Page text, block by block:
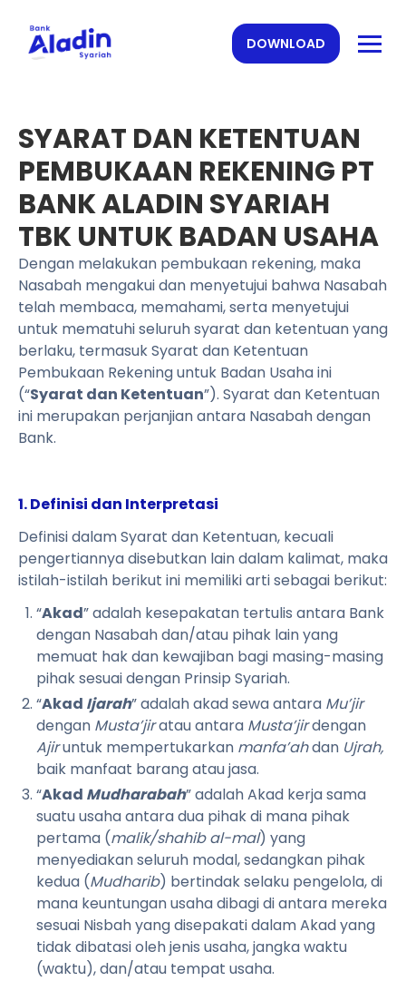
DOWNLOAD
SYARAT DAN KETENTUAN
PEMBUKAAN REKENING PT
BANK ALADIN SYARIAH
TBK UNTUK BADAN USAHA
Dengan melakukan pembukaan rekening, maka
Nasabah mengakui dan menyetujui bahwa Nasabah
telah membaca, memahami, serta menyetujui
untuk mematuhi seluruh syarat dan ketentuan yang
berlaku, termasuk Syarat dan Ketentuan
Pembukaan Rekening untuk Badan Usaha ini
(“Syarat dan Ketentuan”). Syarat dan Ketentuan
ini merupakan perjanjian antara Nasabah dengan
Bank.
1. Definisi dan Interpretasi
Definisi dalam Syarat dan Ketentuan, kecuali
pengertiannya disebutkan lain dalam kalimat, maka
istilah-istilah berikut ini memiliki arti sebagai berikut:
“Akad” adalah kesepakatan tertulis antara Bank
dengan Nasabah dan/atau pihak lain yang
memuat hak dan kewajiban bagi masing-masing
pihak sesuai dengan Prinsip Syariah.
“Akad Ijarah” adalah akad sewa antara Mu’jir
dengan Musta’jiratau antara Musta’jirdengan
Ajiruntuk mempertukarkan manfa’ahdan Ujrah,
baik manfaat barang atau jasa.
“Akad Mudharabah” adalah Akad kerja sama
suatu usaha antara dua pihak di mana pihak
pertama (malik/shahib al-mal) yang
menyediakan seluruh modal, sedangkan pihak
kedua (Mudharib) bertindak selaku pengelola, di
mana keuntungan usaha dibagi di antara mereka
sesuai Nisbah yang disepakati dalam Akad yang
tidak dibatasi oleh jenis usaha, jangka waktu
(waktu), dan/atau tempat usaha.